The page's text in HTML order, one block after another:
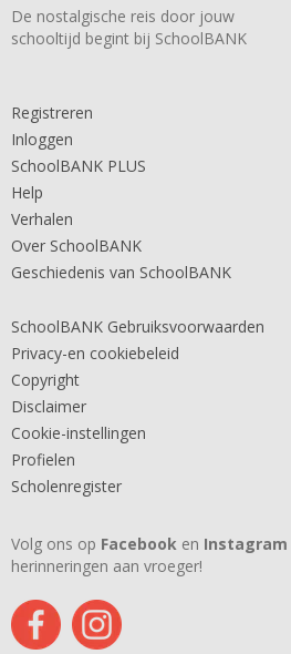
De nostalgische reis door jouw
schooltijd begint bij SchoolBANK
Registreren
Inloggen
SchoolBANK PLUS
Help
Verhalen
Over SchoolBANK
Geschiedenis van SchoolBANK
SchoolBANK Gebruiksvoorwaarden
Privacy-en cookiebeleid
Copyright
Disclaimer
Cookie-instellingen
Profielen
Scholenregister
Volg ons op Facebook en Instagram
herinneringen aan vroeger!